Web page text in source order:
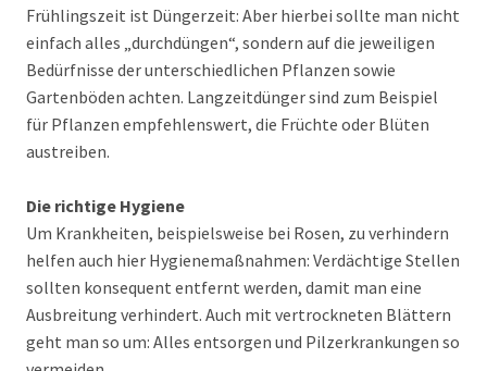
Frühlingszeit ist Düngerzeit: Aber hierbei sollte man nicht
einfach alles „durchdüngen“, sondern auf die jeweiligen
Bedürfnisse der unterschiedlichen Pflanzen sowie
Gartenböden achten. Langzeitdünger sind zum Beispiel
für Pflanzen empfehlenswert, die Früchte oder Blüten
austreiben.
Die richtige Hygiene
Um Krankheiten, beispielsweise bei Rosen, zu verhindern
helfen auch hier Hygienemaßnahmen: Verdächtige Stellen
sollten konsequent entfernt werden, damit man eine
Ausbreitung verhindert. Auch mit vertrockneten Blättern
geht man so um: Alles entsorgen und Pilzerkrankungen so